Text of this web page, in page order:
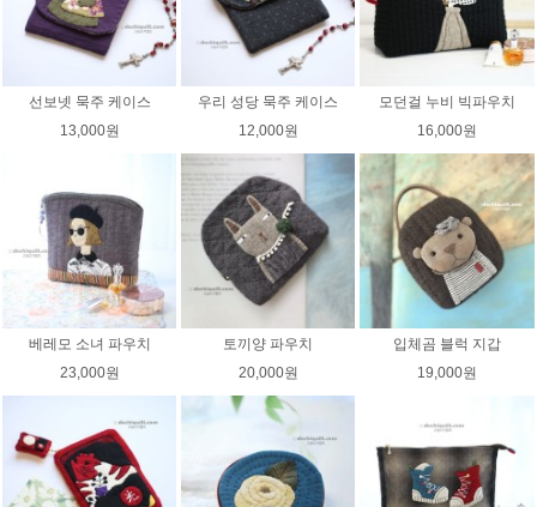
선보넷 묵주 케이스
13,000원
우리 성당 묵주 케이스
12,000원
모던걸 누비 빅파우치
16,000원
베레모 소녀 파우치
23,000원
토끼양 파우치
20,000원
입체곰 블럭 지갑
19,000원